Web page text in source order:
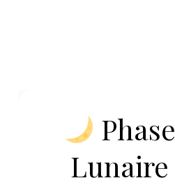
Phase
Lunaire